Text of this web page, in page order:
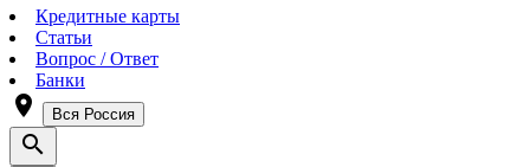
Кредитные карты
Статьи
Вопрос / Ответ
Банки
room Вся Россия
search